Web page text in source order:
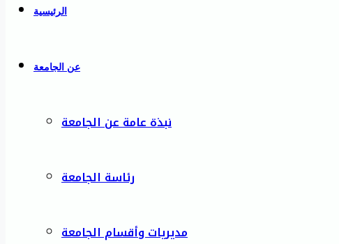
الرئيسية
عن الجامعة
نبذة عامة عن الجامعة
رئاسة الجامعة
مديريات وأقسام الجامعة